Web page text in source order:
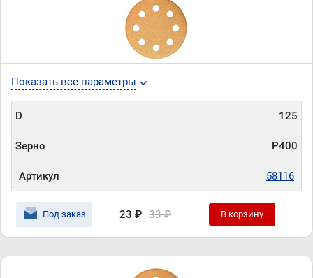
Показать все параметры
D 125
Зерно P400
Артикул 58116
Под заказ 23 ₽ 33 ₽ В корзину